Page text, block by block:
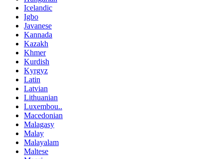
Icelandic
Igbo
Javanese
Kannada
Kazakh
Khmer
Kurdish
Kyrgyz
Latin
Latvian
Lithuanian
Luxembou..
Macedonian
Malagasy
Malay
Malayalam
Maltese